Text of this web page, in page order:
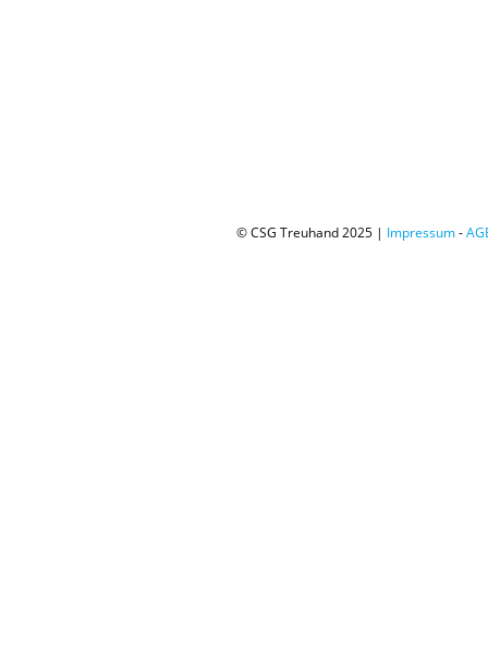
© CSG Treuhand 2025 | Impressum-